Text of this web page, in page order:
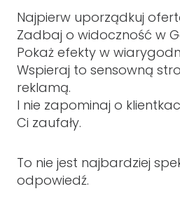
Najpierw uporządkuj
Zadbaj o widoczność w
Pokaż efekty w
Wspieraj to sensowną
reklamą.
I nie zapominaj o
Ci zaufały.
To nie jest najbardziej
odpowiedź.